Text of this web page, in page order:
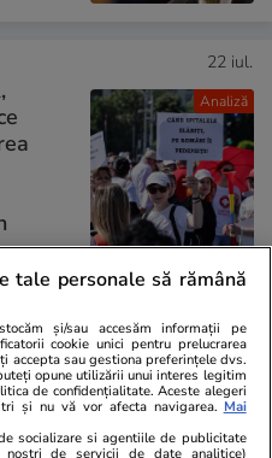
Analiză
22 iul.
tale personale să rămână
și/sau accesăm informații pe
cookie unici pentru prelucrarea
accepta sau gestiona preferințele dvs.
opune utilizării unui interes legitim
de confidențialitate. Aceste alegeri
și nu vă vor afecta navigarea. Mai
socializare si agentiile de publicitate
nostri de servicii de date analitice)